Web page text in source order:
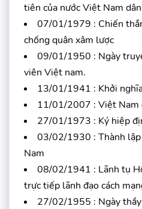
tiên của nước Việt Nam
07/01/1979 : Chiến
chống quân xâm lược
09/01/1950 : Ngày
viên Việt nam.
13/01/1941 : Khởi
11/01/2007 : Việt Nam
27/01/1973 : Ký hiệp
03/02/1930 : Thành
Nam
08/02/1941 : Lãnh tụ
trực tiếp lãnh đạo cách
27/02/1955 : Ngày